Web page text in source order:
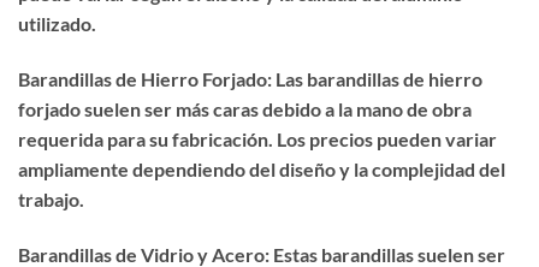
utilizado.
Barandillas de Hierro Forjado: Las barandillas de hierro
forjado suelen ser más caras debido a la mano de obra
requerida para su fabricación. Los precios pueden variar
ampliamente dependiendo del diseño y la complejidad del
trabajo.
Barandillas de Vidrio y Acero: Estas barandillas suelen ser